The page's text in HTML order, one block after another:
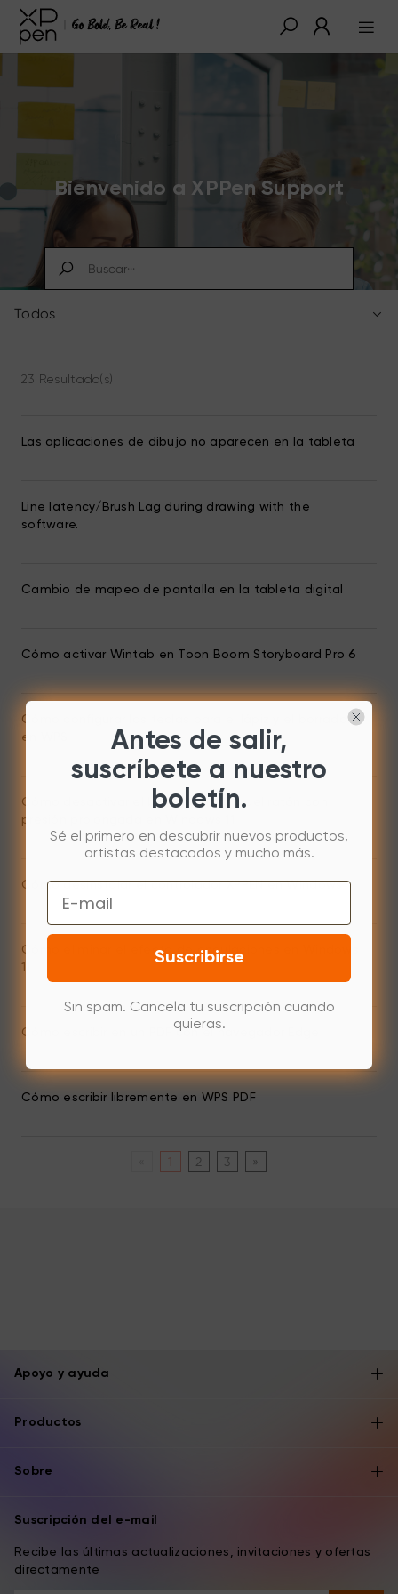
Bienvenido a XPPen Support
Todos
23 Resultado(s)
Las aplicaciones de dibujo no aparecen en la tableta
Line latency/Brush Lag during drawing with the
software.
Cambio de mapeo de pantalla en la tableta digital
Cómo activar Wintab en Toon Boom Storyboard Pro 6
Cómo configurar las teclas para el lápiz y el borrador
en WPS
Cómo desactivar el botón derecho del ratón con
presión prolongada en Windows 11
Cómo desinstalar el controlador XPPEN en Windows
Cómo eliminar el efecto de ondulaciones en Windows
11
Cómo escribir en un PDF con el navegador Edge
Cómo escribir libremente en WPS PDF
2 3 »
Apoyo y ayuda
Productos
Sobre
Suscripción del e-mail
Recibe las últimas actualizaciones, invitaciones y ofertas
directamente
Antes de salir,
suscríbete a nuestro
boletín.
Sé el primero en descubrir nuevos productos,
artistas destacados y mucho más.
Email
Suscribirse
Sin spam. Cancela tu suscripción cuando
quieras.